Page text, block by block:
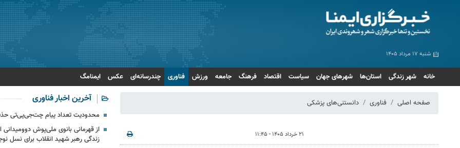
شنبه ۱۷ مرداد ۱۴۰۵
خانه شهر زندگی استان‌ها شهرهای جهان سیاست اقتصاد فرهنگ جامعه ورزش فناوری چندرسانه‌ای عکس ایمنامگ
صفحه اصلی فناوری دانستنی‌های پزشکی
۲۱ خرداد ۱۴۰۵ - ۱۱:۴۵
آخرین اخبار فناوری
محدودیت تعداد پیام چت‌جی‌پی‌تی
از قهرمانی بانوی ملی‌پوش دوومیدانی
زندگی رهبر شهید انقلاب برای نسل